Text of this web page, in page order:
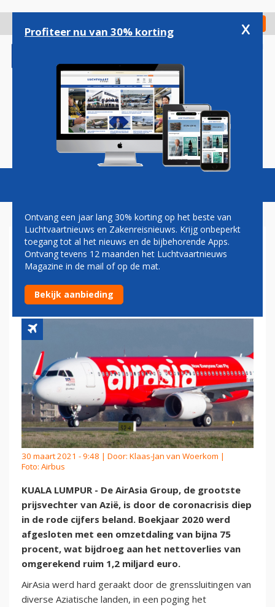
gaan
Check in
Magazine Podcasts Vacatures
PRIJSVECHTER AIRASIA
HOOPT OP BETERE TIJDEN NA
RECORDVERLIES IN 2020
30 maart 2021 - 9:48 | Door: Klaas-Jan van Woerkom |
Foto: Airbus
KUALA LUMPUR - De AirAsia Group, de grootste
prijsvechter van Azië, is door de coronacrisis diep
in de rode cijfers beland. Boekjaar 2020 werd
afgesloten met een omzetdaling van bijna 75
procent, wat bijdroeg aan het nettoverlies van
omgerekend ruim 1,2 miljard euro.
AirAsia werd hard geraakt door de grenssluitingen van
diverse Aziatische landen, in een poging het
Profiteer nu van 30% korting x
Ontvang een jaar lang 30% korting op het beste van
Luchtvaartnieuws en Zakenreisnieuws. Krijg onbeperkt
toegang tot al het nieuws en de bijbehorende Apps.
Ontvang tevens 12 maanden het Luchtvaartnieuws
Magazine in de mail of op de mat.
Bekijk aanbieding